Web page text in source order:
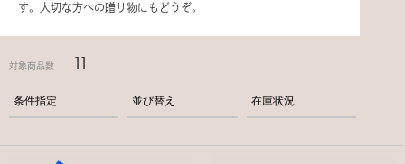
す。大切な方への贈り物にもどうぞ。
対象商品数 11
条件指定 並び替え 在庫状況